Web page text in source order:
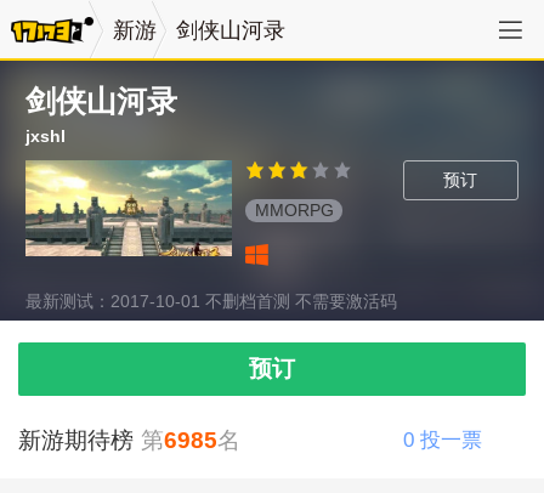
新游 剑侠山河录
剑侠山河录
jxshl
预订
MMORPG
最新测试：2017-10-01 不删档首测 不需要激活码
预订
新游期待榜 第6985名 0 投一票